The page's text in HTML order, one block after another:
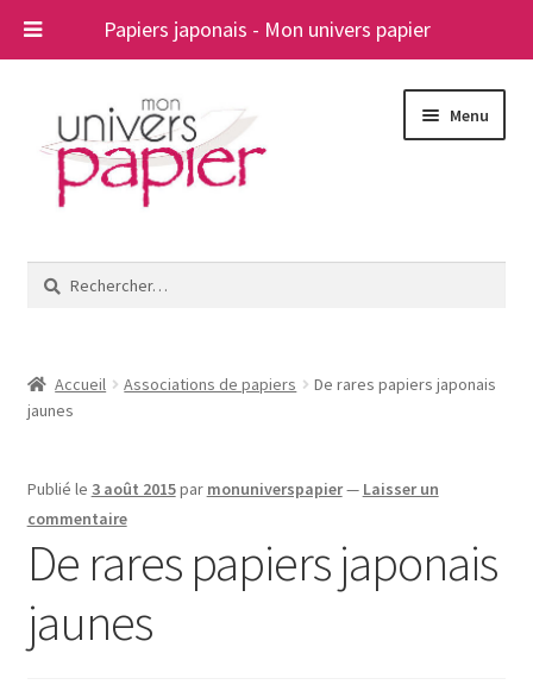
Papiers japonais - Mon univers papier
navigation
contenu
Menu
le
A propos
Rechercher :
Accueil Associations de papiers
De rares papiers japonais
jaunes
Publié le 3 août 2015par monuniverspapier— Laisser un
commentaire
De rares papiers japonais
jaunes